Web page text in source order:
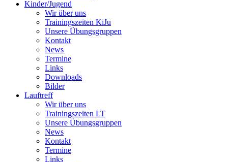
Kinder/Jugend
Wir über uns
Trainingszeiten KiJu
Unsere Übungsgruppen
Kontakt
News
Termine
Links
Downloads
Bilder
Lauftreff
Wir über uns
Trainingszeiten LT
Unsere Übungsgruppen
News
Kontakt
Termine
Links